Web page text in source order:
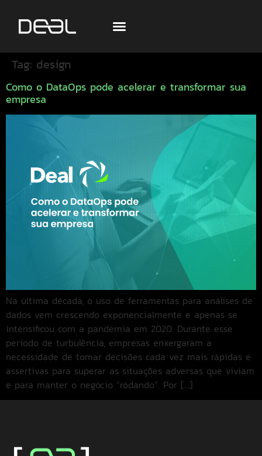
Tag: design
Como o DataOps pode acelerar e transformar sua
empresa
Na última década, o uso de ferramentas para análises de
dados vem crescendo exponencialmente e apenas se
intensificou com a pandemia em 2020. Durante esse
período de turbulência, empresas enxergaram a
necessidade de tomar decisões cada vez mais rápidas e
assertivas para superar as situações adversas que viviam
e para manter o negócio “rodando”. Por […]